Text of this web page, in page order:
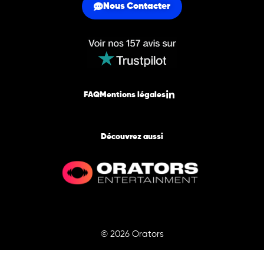
Nous Contacter
FAQ Mentions légales
Découvrez aussi
© 2026 Orators